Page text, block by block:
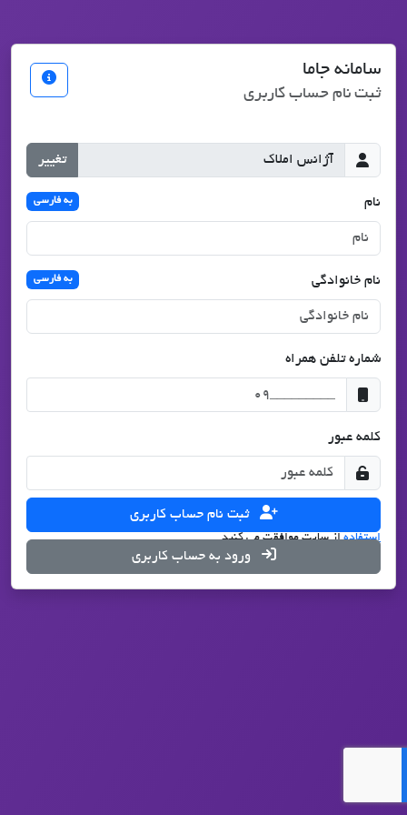
سامانه جاما
ثبت نام حساب کاربری
تغییر
نام به فارسی
نام خانوادگی به فارسی
شماره تلفن همراه
کلمه عبور
با درخواست ثبت نام، شما با تمامی قوانینحریم شخصی
استفادهاز سایت موافقت می کنید.
ثبت نام حساب کاربری
ورود به حساب کاربری